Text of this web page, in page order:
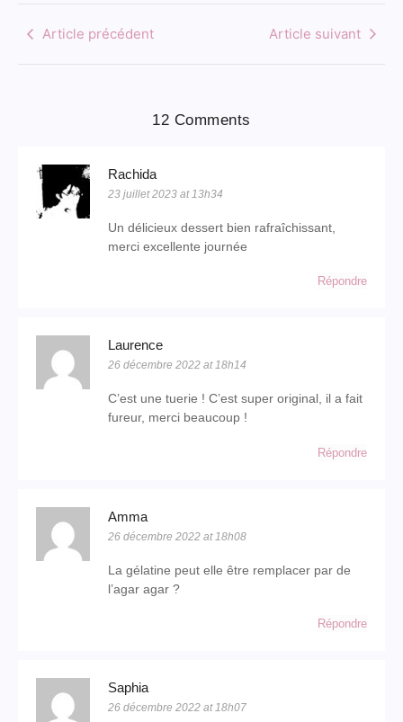
Article précédent Article suivant
12 Comments
Rachida
23 juillet 2023 at 13h34
Un délicieux dessert bien rafraîchissant,
merci excellente journée
Répondre
Laurence
26 décembre 2022 at 18h14
C’est une tuerie ! C’est super original, il a fait
fureur, merci beaucoup !
Répondre
Amma
26 décembre 2022 at 18h08
La gélatine peut elle être remplacer par de
l’agar agar ?
Répondre
Saphia
26 décembre 2022 at 18h07